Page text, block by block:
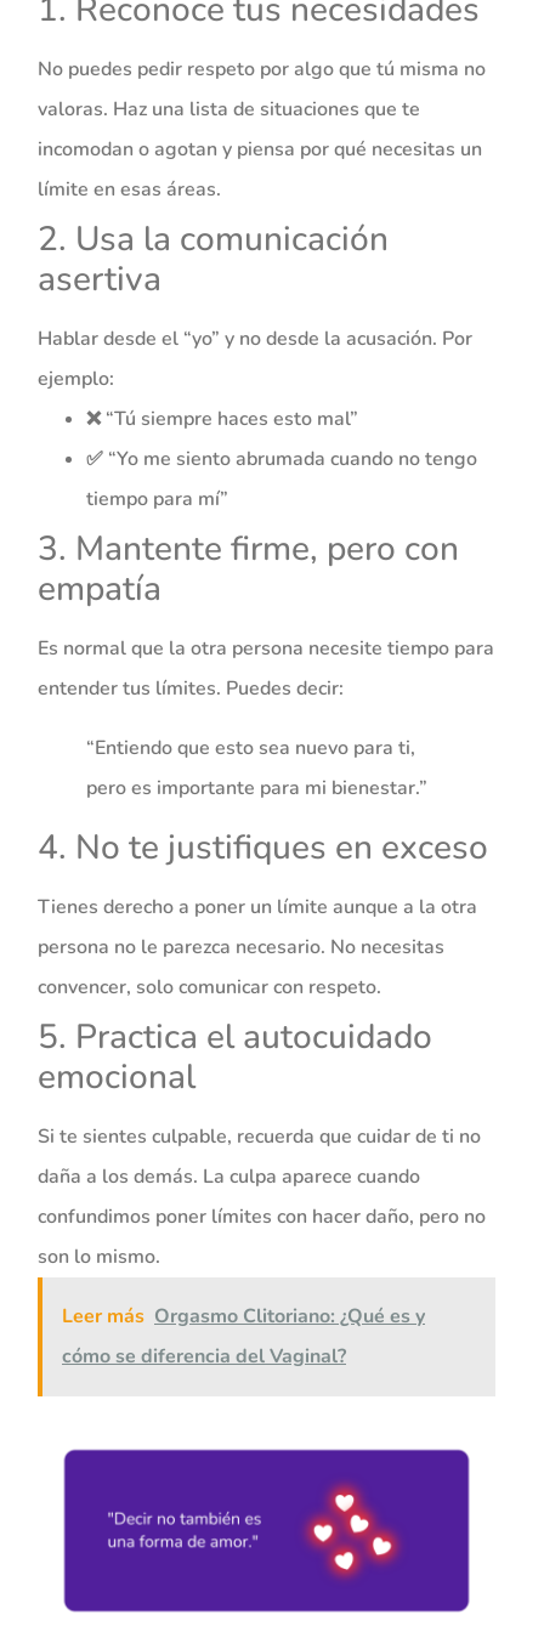
1. Reconoce tus necesidades
No puedes pedir respeto por algo que tú misma no
valoras. Haz una lista de situaciones que te
incomodan o agotan y piensa por qué necesitas un
límite en esas áreas.
2. Usa la comunicación
asertiva
Hablar desde el “yo” y no desde la acusación. Por
ejemplo:
❌ “Tú siempre haces esto mal”
✅ “Yo me siento abrumada cuando no tengo
tiempo para mí”
3. Mantente firme, pero con
empatía
Es normal que la otra persona necesite tiempo para
entender tus límites. Puedes decir:
“Entiendo que esto sea nuevo para ti,
pero es importante para mi bienestar.”
4. No te justifiques en exceso
Tienes derecho a poner un límite aunque a la otra
persona no le parezca necesario. No necesitas
convencer, solo comunicar con respeto.
5. Practica el autocuidado
emocional
Si te sientes culpable, recuerda que cuidar de ti no
daña a los demás. La culpa aparece cuando
confundimos poner límites con hacer daño, pero no
son lo mismo.
Leer más Orgasmo Clitoriano: ¿Qué es y
cómo se diferencia del Vaginal?